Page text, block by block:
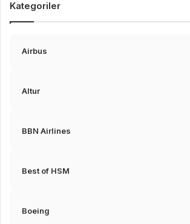
Kategoriler
Airbus
Altur
BBN Airlines
Best of HSM
Boeing